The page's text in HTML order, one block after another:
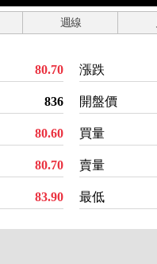
週線
80.70
836
80.60
80.70
83.90
漲跌
開盤價
買量
賣量
最低